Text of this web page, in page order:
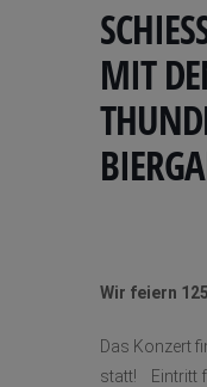
IT DEN
Wir feiern
Das Konzert
statt! Eintritt